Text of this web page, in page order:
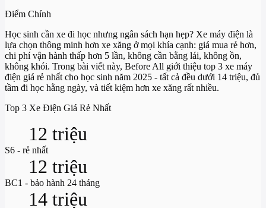
Điểm Chính
Học sinh cần xe đi học nhưng ngân sách hạn hẹp? Xe máy điện là
lựa chọn thông minh hơn xe xăng ở mọi khía cạnh: giá mua rẻ hơn,
chi phí vận hành thấp hơn 5 lần, không cần bằng lái, không ồn,
không khói. Trong bài viết này, Before All giới thiệu top 3 xe máy
điện giá rẻ nhất cho học sinh năm 2025 - tất cả đều dưới 14 triệu, đủ
tầm đi học hằng ngày, và tiết kiệm hơn xe xăng rất nhiều.
Top 3 Xe Điện Giá Rẻ Nhất
12 triệu
S6 - rẻ nhất
12 triệu
BC1 - bảo hành 24 tháng
14 triệu